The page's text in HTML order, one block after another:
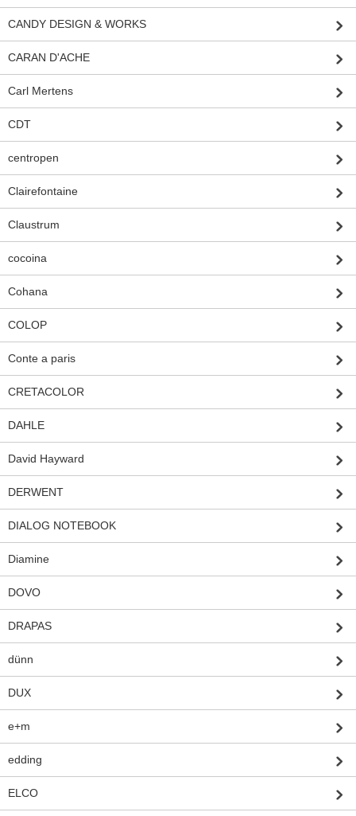
CANDY DESIGN & WORKS
CARAN D'ACHE
Carl Mertens
CDT
centropen
Clairefontaine
Claustrum
cocoina
Cohana
COLOP
Conte a paris
CRETACOLOR
DAHLE
David Hayward
DERWENT
DIALOG NOTEBOOK
Diamine
DOVO
DRAPAS
dünn
DUX
e+m
edding
ELCO